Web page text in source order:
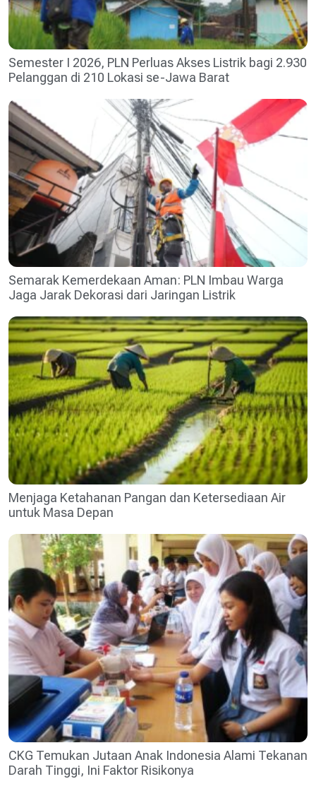
Semester I 2026, PLN Perluas Akses Listrik bagi 2.930
Pelanggan di 210 Lokasi se-Jawa Barat
Semarak Kemerdekaan Aman: PLN Imbau Warga
Jaga Jarak Dekorasi dari Jaringan Listrik
Menjaga Ketahanan Pangan dan Ketersediaan Air
untuk Masa Depan
CKG Temukan Jutaan Anak Indonesia Alami Tekanan
Darah Tinggi, Ini Faktor Risikonya